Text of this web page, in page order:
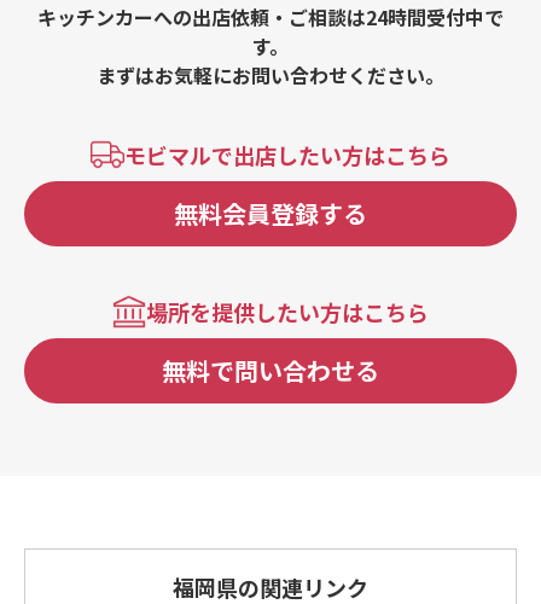
キッチンカーへの出店依頼・ご相談は24時間受付中で
す。
まずはお気軽にお問い合わせください。
モビマルで出店したい方はこちら
無料会員登録する
場所を提供したい方はこちら
無料で問い合わせる
福岡県の関連リンク